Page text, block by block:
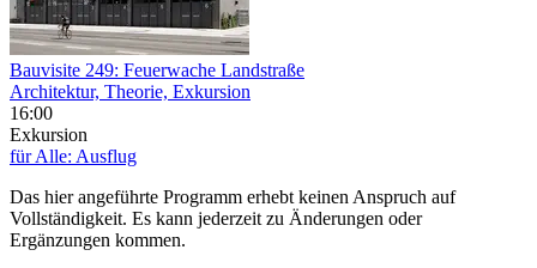
Bauvisite 249: Feuerwache Landstraße
Architektur, Theorie, Exkursion
16:00
Exkursion
für Alle: Ausflug
Das hier angeführte Programm erhebt keinen Anspruch auf
Vollständigkeit. Es kann jederzeit zu Änderungen oder
Ergänzungen kommen.